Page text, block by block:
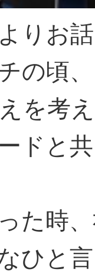
りお
の頃
を考
ドと
た時
ひと